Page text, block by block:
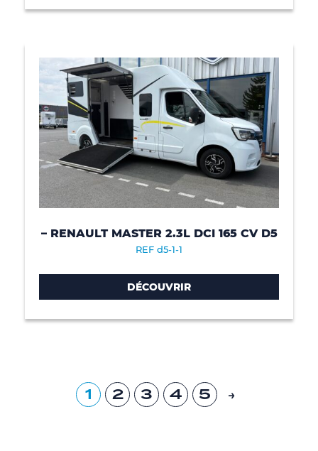
– RENAULT MASTER 2.3L DCI 165 CV D5
REF d5-1-1
DÉCOUVRIR
1 2 3 4 5 →